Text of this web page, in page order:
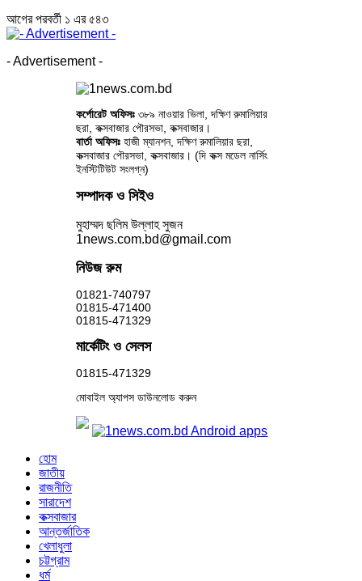
আগেরপরবর্তী ১ এর ৫৪৩
- Advertisement -
কর্পোরেট অফিসঃ ৩৮৯ নাওয়ার ভিলা, দক্ষিণ রুমালিয়ার
ছরা, কক্সবাজার পৌরসভা, কক্সবাজার।
বার্তা অফিসঃহাজী ম্যানশন, দক্ষিণ রুমালিয়ার ছরা,
কক্সবাজার পৌরসভা, কক্সবাজার। (দি কক্স মডেল নার্সিং
ইনস্টিটিউট সংলগ্ন)
সম্পাদক ও সিইও
মুহাম্মদ ছলিম উল্লাহ সুজন
1news.com.bd@gmail.com
নিউজ রুম
01821-740797
01815-471400
01815-471329
মার্কেটিং ও সেলস
01815-471329
মোবাইল অ্যাপস ডাউনলোড করুন
হোম
জাতীয়
রাজনীতি
সারাদেশ
কক্সবাজার
আন্তর্জাতিক
খেলাধুলা
চট্টগ্রাম
ধর্ম